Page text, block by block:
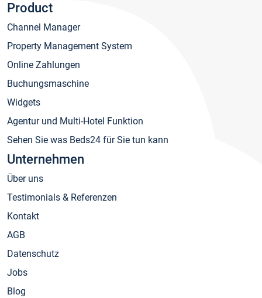
Product
Channel Manager
Property Management System
Online Zahlungen
Buchungsmaschine
Widgets
Agentur und Multi-Hotel Funktion
Sehen Sie was Beds24 für Sie tun kann
Unternehmen
Über uns
Testimonials & Referenzen
Kontakt
AGB
Datenschutz
Jobs
Blog